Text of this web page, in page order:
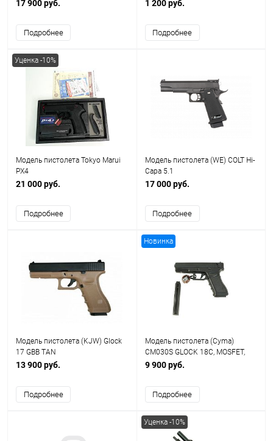
17 900 руб.
Подробнее
1 200 руб.
Подробнее
Уценка -10%
Модель пистолета Tokyo Marui
PX4
21 000 руб.
Подробнее
Модель пистолета (WE) COLT Hi-
Capa 5.1
17 000 руб.
Подробнее
Модель пистолета (KJW) Glock
17 GBB TAN
13 900 руб.
Подробнее
Новинка
Модель пистолета (Cyma)
CM030S GLOCK 18C, MOSFET,
зарядка через USB
9 900 руб.
Подробнее
Уценка -10%